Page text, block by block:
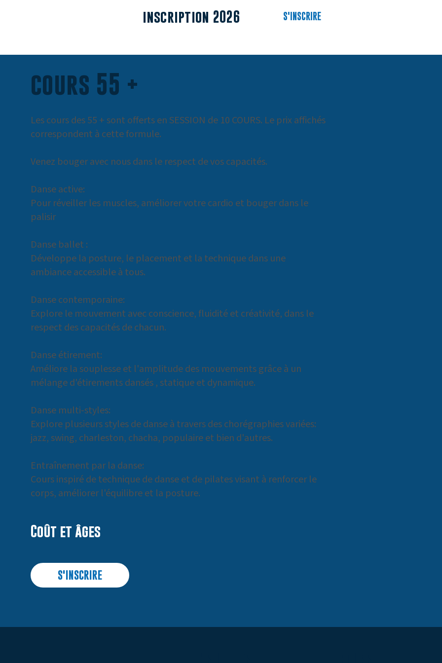
inscription 2026 S'INSCRIRE
cours 55 +
Les cours des 55 + sont offerts en SESSION de 10 COURS. Le prix affichés
correspondent à cette formule.
Venez bouger avec nous dans le respect de vos capacités.
Danse active:
Pour réveiller les muscles, améliorer votre cardio et bouger dans le
palisir
Danse ballet :
Développe la posture, le placement et la technique dans une
ambiance accessible à tous.
Danse contemporaine:
Explore le mouvement avec conscience, fluidité et créativité, dans le
respect des capacités de chacun.
Danse étirement:
Améliore la souplesse et l'amplitude des mouvements grâce à un
mélange d'étirements dansés , statique et dynamique.
Danse multi-styles:
Explore plusieurs styles de danse à travers des chorégraphies variées:
jazz, swing, charleston, chacha, populaire et bien d'autres.
Entraînement par la danse:
Cours inspiré de technique de danse et de pilates visant à renforcer le
corps, améliorer l'équilibre et la posture.
S'INSCRIRE
Coût et âges